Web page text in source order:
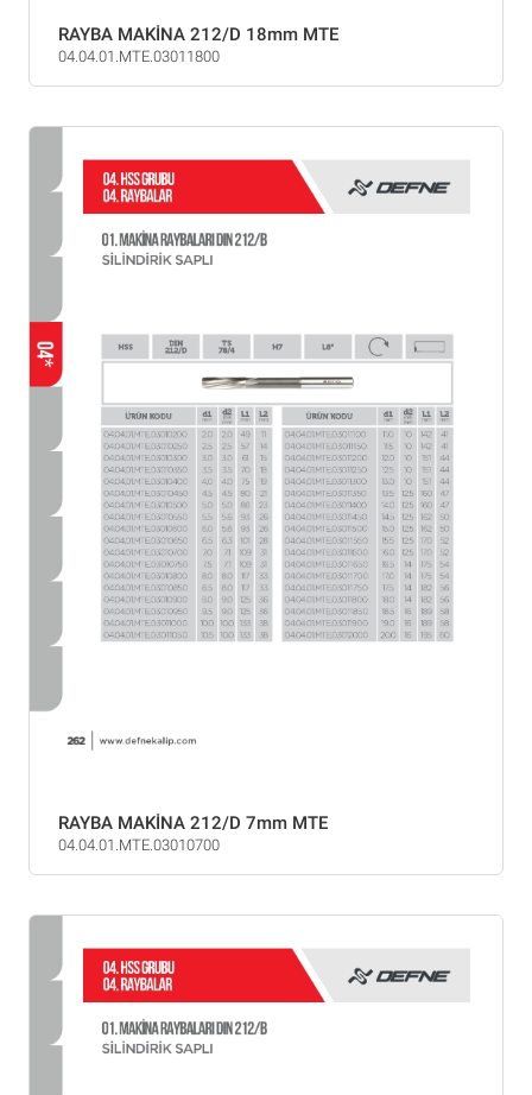
RAYBA MAKİNA 212/D 18mm MTE
04.04.01.MTE.03011800
RAYBA MAKİNA 212/D 7mm MTE
04.04.01.MTE.03010700